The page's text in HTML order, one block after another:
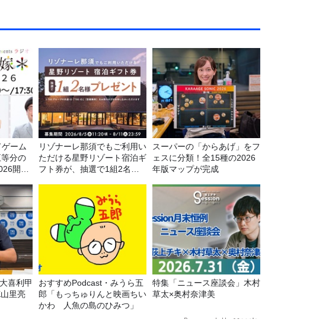
ーム
分の
開催
リゾナーレ那須でもご利用い
ただける星野リゾート宿泊ギ
フト券が、抽選で1組2名様
スーパーの「からあげ」をフ
ェスに分類！全15種の2026
年版マップが完成
喜利甲
里亮
おすすめPodcast・みうら五
郎「もっちゅりんと映画ちい
かわ 人魚の島のひみつ」
特集「ニュース座談会」木村
草太×奥村奈津美
Recommended by